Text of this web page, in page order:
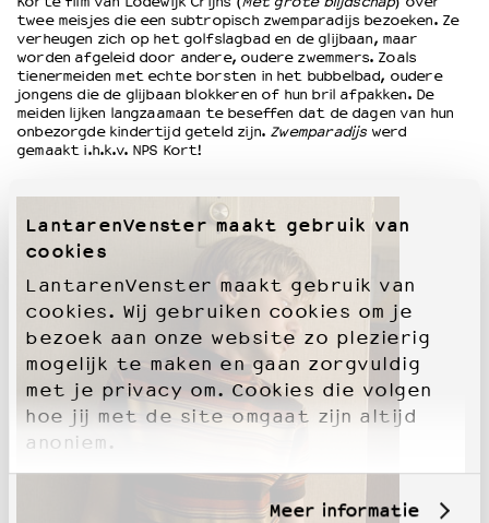
LantarenVenster maakt gebruik van
cookies
LantarenVenster maakt gebruik van
cookies. Wij gebruiken cookies om je
bezoek aan onze website zo plezierig
mogelijk te maken en gaan zorgvuldig
met je privacy om. Cookies die volgen
hoe jij met de site omgaat zijn altijd
anoniem.
Meer informatie
Ruimte voor artistieke vrijheid – VNPF
twee meisjes die een subtropisch zwemparadijs bezoeken. Ze
verheugen zich op het golfslagbad en de glijbaan, maar
worden afgeleid door andere, oudere zwemmers. Zoals
tienermeiden met echte borsten in het bubbelbad, oudere
jongens die de glijbaan blokkeren of hun bril afpakken. De
meiden lijken langzaamaan te beseffen dat de dagen van hun
onbezorgde kindertijd geteld zijn. Zwemparadijswerd
gemaakt i.h.k.v. NPS Kort!